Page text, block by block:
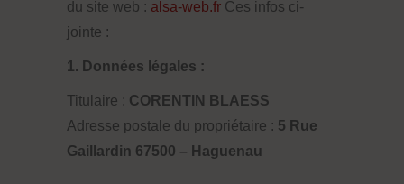
du site web : alsa-web.fr Ces infos ci-
jointe :
1. Données légales :
Titulaire : CORENTIN BLAESS
Adresse postale du propriétaire : 5 Rue
Gaillardin 67500 – Haguenau